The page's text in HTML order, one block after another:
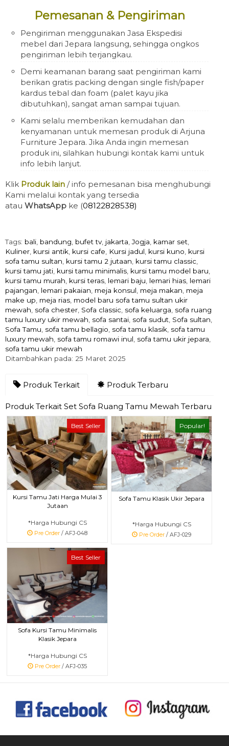
Pemesanan & Pengiriman
Pengiriman menggunakan Jasa Ekspedisi
mebel dari Jepara langsung, sehingga ongkos
pengiriman lebih terjangkau.
Demi keamanan barang saat pengiriman kami
berikan gratis packing dengan single fish/paper
kardus tebal dan foam (palet kayu jika
dibutuhkan), sangat aman sampai tujuan.
Kami selalu memberikan kemudahan dan
kenyamanan untuk memesan produk di Arjuna
Furniture Jepara. Jika Anda ingin memesan
produk ini, silahkan hubungi kontak kami untuk
info lebih lanjut.
Klik Produk lain / info pemesanan bisa menghubungi
Kami melalui kontak yang tersedia
atau WhatsApp ke (08122828538)
Tags: bali, bandung, bufet tv, jakarta,Jogja, kamar set,
Kuliner, kursi antik, kursi cafe, Kursi jadul, kursi kuno, kursi
sofa tamu sultan, kursi tamu 2 jutaan, kursi tamu classic,
kursi tamu jati, kursi tamu minimalis, kursi tamu model baru,
kursi tamu murah, kursi teras, lemari baju, lemari hias, lemari
pajangan, lemari pakaian, meja konsul, meja makan, meja
make up, meja rias, model baru sofa tamu sultan ukir
mewah, sofa chester, Sofa classic, sofa keluarga, sofa ruang
tamu luxury ukir mewah, sofa santai, sofa sudut, Sofa sultan,
Sofa Tamu, sofa tamu bellagio, sofa tamu klasik, sofa tamu
luxury mewah, sofa tamu romawi inul, sofa tamu ukir jepara,
sofa tamu ukir mewah
Ditambahkan pada: 25 Maret 2025
Produk Terkait Produk Terbaru
Produk Terkait Set Sofa Ruang Tamu Mewah Terbaru
Best Seller
Kursi Tamu Jati Harga Mulai 3
Jutaan
*Harga Hubungi CS
Pre Order / AFJ-048
Popular!
Sofa Tamu Klasik Ukir Jepara
*Harga Hubungi CS
Pre Order / AFJ-029
Best Seller
Sofa Kursi Tamu Minimalis
Klasik Jepara
*Harga Hubungi CS
Pre Order / AFJ-035